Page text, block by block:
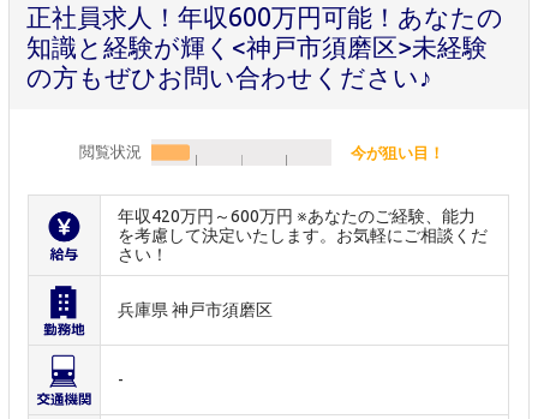
正社員求人！年収600万円可能！あなたの
知識と経験が輝く<神戸市須磨区>未経験
の方もぜひお問い合わせください♪
閲覧状況 今が狙い目！
年収420万円～600万円 ※あなたのご経験、能力
を考慮して決定いたします。お気軽にご相談くだ
さい！
兵庫県 神戸市須磨区
-